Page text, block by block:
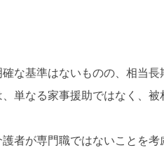
な基準はないものの、相当長
単なる家事援助ではなく、被
者が専門職ではないことを